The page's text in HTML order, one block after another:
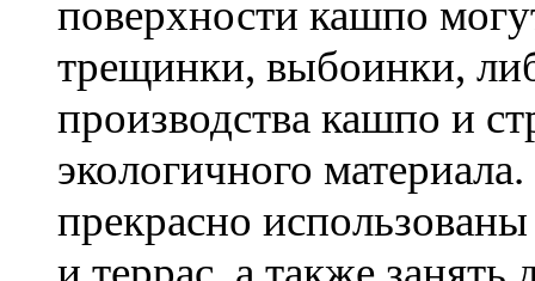
поверхности кашпо
трещинки, выбоинки,
производства кашпо и
экологичного
прекрасно